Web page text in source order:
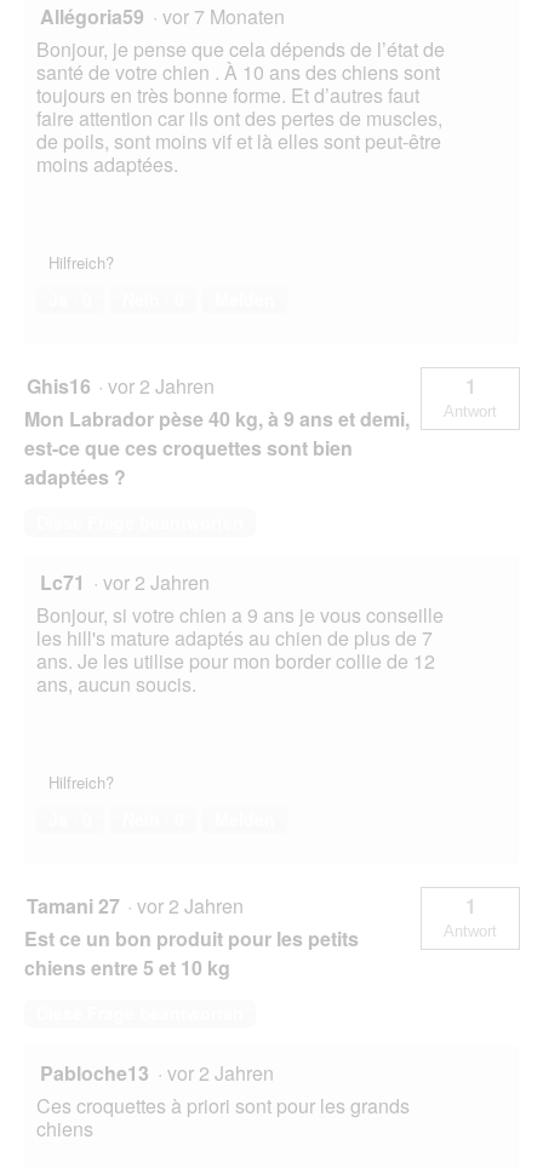
Allégoria59 · vor 7 Monaten
Bonjour, je pense que cela dépends de l’état de
santé de votre chien . À 10 ans des chiens sont
toujours en très bonne forme. Et d’autres faut
faire attention car ils ont des pertes de muscles,
de poils, sont moins vif et là elles sont peut-être
moins adaptées.
Hilfreich?
Ghis16 · vor 2 Jahren
Mon Labrador pèse 40 kg, à 9 ans et demi,
est-ce que ces croquettes sont bien
adaptées ?
1
Antwort
Lc71 · vor 2 Jahren
Bonjour, si votre chien a 9 ans je vous conseille
les hill's mature adaptés au chien de plus de 7
ans. Je les utilise pour mon border collie de 12
ans, aucun soucis.
Hilfreich?
Tamani 27 · vor 2 Jahren
Est ce un bon produit pour les petits
chiens entre 5 et 10 kg
1
Antwort
Pabloche13 · vor 2 Jahren
Ces croquettes à priori sont pour les grands
chiens